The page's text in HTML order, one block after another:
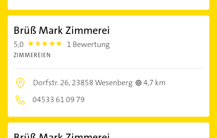
Brüß Mark Zimmerei
5,0 5.0 1 Bewertung
ZIMMEREIEN
Dorfstr. 26,23858 Wesenberg
4,7 km
04533 61 09 79